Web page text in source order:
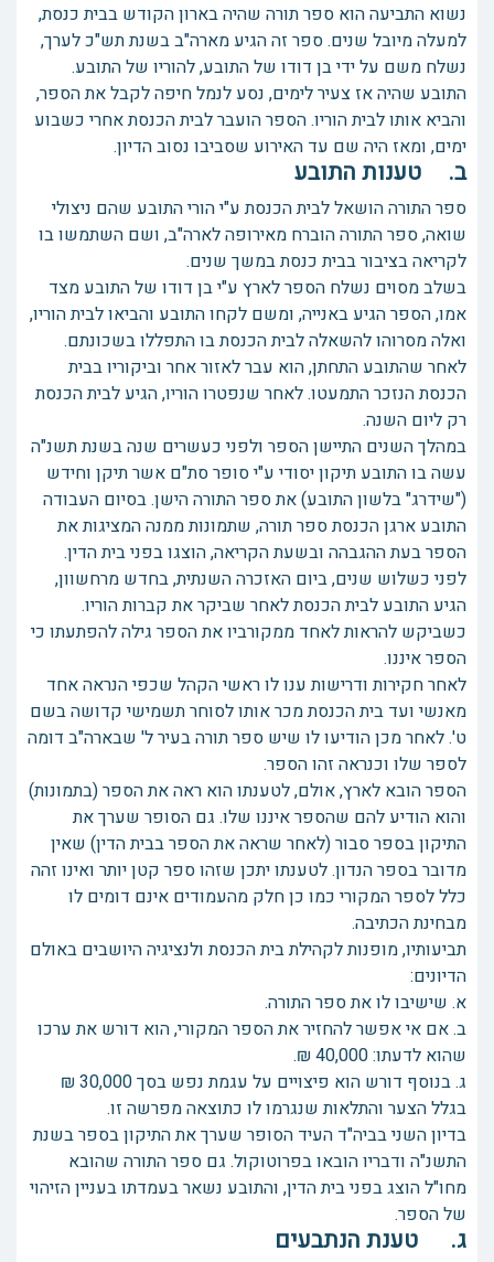
נשוא התביעה הוא ספר תורה שהיה בארון הקודש בבית כנסת,
למעלה מיובל שנים. ספר זה הגיע מארה"ב בשנת תש"כ לערך,
נשלח משם על ידי בן דודו של התובע, להוריו של התובע.
התובע שהיה אז צעיר לימים, נסע לנמל חיפה לקבל את הספר,
והביא אותו לבית הוריו. הספר הועבר לבית הכנסת אחרי כשבוע
ימים, ומאז היה שם עד האירוע שסביבו נסוב הדיון.
ב. טענות התובע
ספר התורה הושאל לבית הכנסת ע"י הורי התובע שהם ניצולי
שואה, ספר התורה הוברח מאירופה לארה"ב, ושם השתמשו בו
לקריאה בציבור בבית כנסת במשך שנים.
בשלב מסוים נשלח הספר לארץ ע"י בן דודו של התובע מצד
אמו, הספר הגיע באנייה, ומשם לקחו התובע והביאו לבית הוריו,
ואלה מסרוהו להשאלה לבית הכנסת בו התפללו בשכונתם.
לאחר שהתובע התחתן, הוא עבר לאזור אחר וביקוריו בבית
הכנסת הנזכר התמעטו. לאחר שנפטרו הוריו, הגיע לבית הכנסת
רק ליום השנה.
במהלך השנים התיישן הספר ולפני כעשרים שנה בשנת תשנ"ה
עשה בו התובע תיקון יסודי ע"י סופר סת"ם אשר תיקן וחידש
("שידרג" בלשון התובע) את ספר התורה הישן. בסיום העבודה
התובע ארגן הכנסת ספר תורה, שתמונות ממנה המציגות את
הספר בעת ההגבהה ובשעת הקריאה, הוצגו בפני בית הדין.
לפני כשלוש שנים, ביום האזכרה השנתית, בחדש מרחשוון,
הגיע התובע לבית הכנסת לאחר שביקר את קברות הוריו.
כשביקש להראות לאחד ממקורביו את הספר גילה להפתעתו כי
הספר איננו.
לאחר חקירות ודרישות ענו לו ראשי הקהל שכפי הנראה אחד
מאנשי ועד בית הכנסת מכר אותו לסוחר תשמישי קדושה בשם
ט'. לאחר מכן הודיעו לו שיש ספר תורה בעיר ל' שבארה"ב דומה
לספר שלו וכנראה זהו הספר.
הספר הובא לארץ, אולם, לטענתו הוא ראה את הספר (בתמונות)
והוא הודיע להם שהספר איננו שלו. גם הסופר שערך את
התיקון בספר סבור (לאחר שראה את הספר בבית הדין) שאין
מדובר בספר הנדון. לטענתו יתכן שזהו ספר קטן יותר ואינו זהה
כלל לספר המקורי כמו כן חלק מהעמודים אינם דומים לו
מבחינת הכתיבה.
תביעותיו, מופנות לקהילת בית הכנסת ולנציגיה היושבים באולם
הדיונים:
א. שישיבו לו את ספר התורה.
ב. אם אי אפשר להחזיר את הספר המקורי, הוא דורש את ערכו
שהוא לדעתו: 40,000 ₪.
ג. בנוסף דורש הוא פיצויים על עגמת נפש בסך 30,000 ₪
בגלל הצער והתלאות שנגרמו לו כתוצאה מפרשה זו.
בדיון השני בביה"ד העיד הסופר שערך את התיקון בספר בשנת
התשנ"ה ודבריו הובאו בפרוטוקול. גם ספר התורה שהובא
מחו"ל הוצג בפני בית הדין, והתובע נשאר בעמדתו בעניין הזיהוי
של הספר.
ג. טענת הנתבעים